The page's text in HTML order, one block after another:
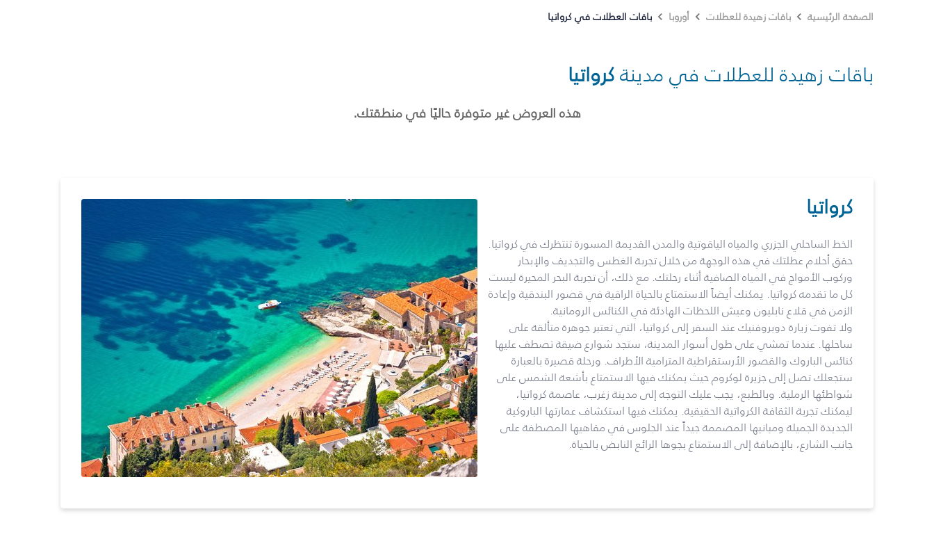
الصفحة الرئيسية باقات زهيدة للعطلات أوروبا باقات العطلات في كرواتيا
باقات زهيدة للعطلات في مدينةكرواتيا
هذه العروض غير متوفرة حاليًا في منطقتك.
كرواتيا
الخط الساحلي الجزري والمياه الياقوتية والمدن القديمة المسورة تنتظرك في كرواتيا.
حقق أحلام عطلتك في هذه الوجهة من خلال تجربة الغطس والتجديف والإبحار
وركوب الأمواج في المياه الصافية أثناء رحلتك. مع ذلك، أن تجربة البحر المحيرة ليست
كل ما تقدمه كرواتيا. يمكنك أيضاً الاستمتاع بالحياة الراقية في قصور البندقية وإعادة
الزمن في قلاع نابليون وعيش اللحظات الهادئة في الكنائس الرومانية.
ولا تفوت زيارة دوبروفنيك عند السفر إلى كرواتيا، التي تعتبر جوهرة متألقة على
ساحلها. عندما تمشي على طول أسوار المدينة، ستجد شوارع ضيقة تصطف عليها
كنائس الباروك والقصور الأرستقراطية المترامية الأطراف. ورحلة قصيرة بالعبارة
ستجعلك تصل إلى جزيرة لوكروم حيث يمكنك فيها الاستمتاع بأشعة الشمس على
شواطئها الرملية. وبالطبع، يجب عليك التوجه إلى مدينة زغرب، عاصمة كرواتيا،
ليمكنك تجربة الثقافة الكرواتية الحقيقية. يمكنك فيها استكشاف عمارتها الباروكية
الجديدة الجميلة ومبانيها المصممة جيداً عند الجلوس في مقاهيها المصطفة على
جانب الشارع، بالإضافة إلى الاستمتاع بجوها الرائع النابض بالحياة.